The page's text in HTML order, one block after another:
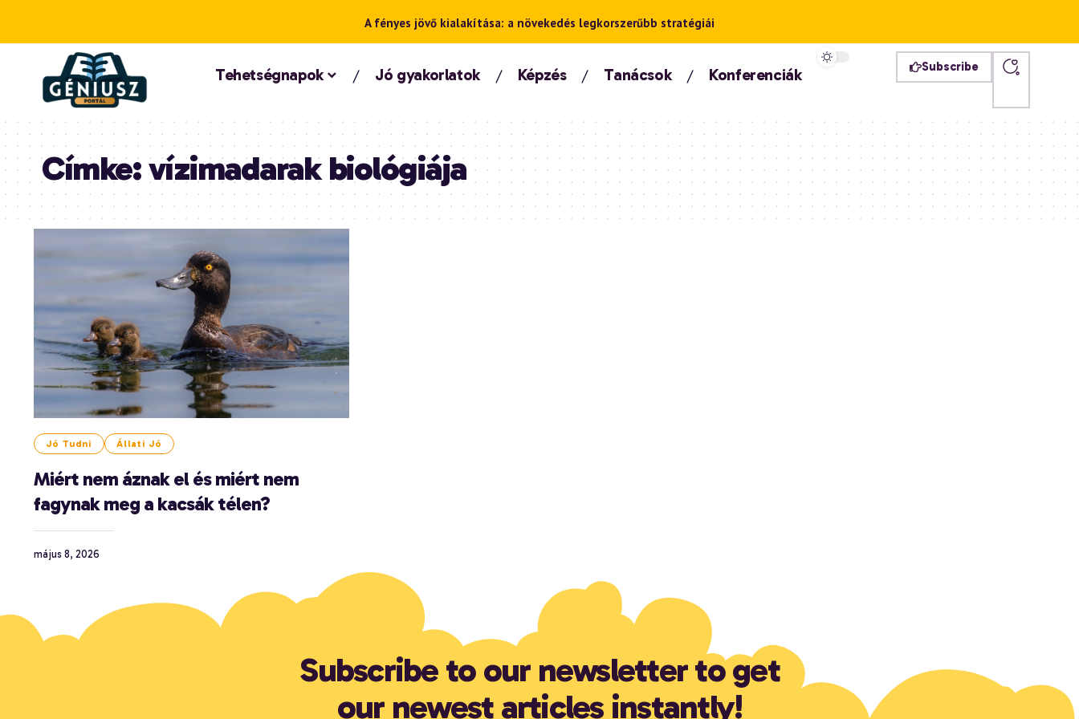
A fényes jövő kialakítása: a növekedés legkorszerűbb stratégiái
Tehetségnapok Jó gyakorlatok Képzés Tanácsok Konferenciák Subscribe
Címke:vízimadarak biológiája
Jó Tudni Állati Jó
Miért nem áznak el és miért nem
fagynak meg a kacsák télen?
május 8, 2026
Subscribe to our newsletter to get
our newest articles instantly!